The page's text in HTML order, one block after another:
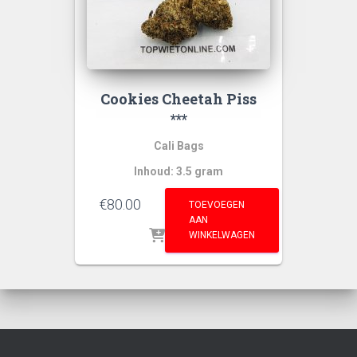
Cookies Cheetah Piss
***
Cali Bags
Inhoud: 3.5 gram
€80.00
TOEVOEGEN
AAN
WINKELWAGEN